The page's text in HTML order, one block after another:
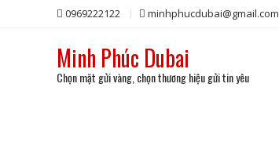
0969222122 minhphucdubai@gmail.com
Minh Phúc Dubai
Chọn mặt gửi vàng, chọn thương hiệu gửi tin yêu